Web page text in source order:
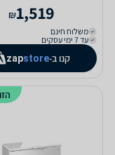
1,519
₪
משלוח חינם
עד 7 ימי עסקים
קנו ב- zapstore